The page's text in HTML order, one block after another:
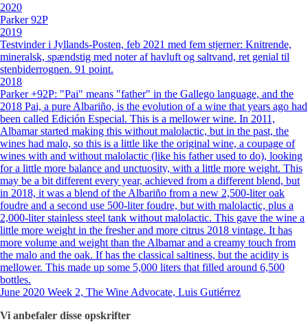
2020
Parker 92P
2019
Testvinder i Jyllands-Posten, feb 2021 med fem stjerner: Knitrende,
mineralsk, spændstig med noter af havluft og saltvand, ret genial til
stenbiderrognen. 91 point.
2018
Parker +92P: "Pai" means "father" in the Gallego language, and the
2018 Pai, a pure Albariño, is the evolution of a wine that years ago had
been called Edición Especial. This is a mellower wine. In 2011,
Albamar started making this without malolactic, but in the past, the
wines had malo, so this is a little like the original wine, a coupage of
wines with and without malolactic (like his father used to do), looking
for a little more balance and unctuosity, with a little more weight. This
may be a bit different every year, achieved from a different blend, but
in 2018, it was a blend of the Albariño from a new 2,500-liter oak
foudre and a second use 500-liter foudre, but with malolactic, plus a
2,000-liter stainless steel tank without malolactic. This gave the wine a
little more weight in the fresher and more citrus 2018 vintage. It has
more volume and weight than the Albamar and a creamy touch from
the malo and the oak. If has the classical saltiness, but the acidity is
mellower. This made up some 5,000 liters that filled around 6,500
bottles.
June 2020 Week 2, The Wine Advocate, Luis Gutiérrez
Vi anbefaler disse opskrifter